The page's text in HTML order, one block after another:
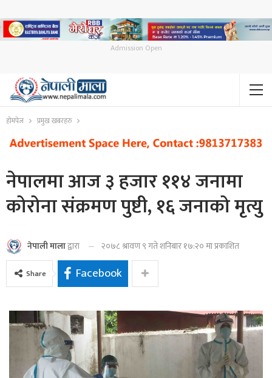
Admission Open
होमपेज प्रमुख खबरहरु
नेपालमा आज ३ हजार ११४ जनामा
कोरोना संक्रमण पुष्टी, १६ जनाको मृत्यु
नेपाली मालाद्वारा २०७८ श्रावण ९ गते शनिबार १७:२० मा प्रकाशित
Share Facebook